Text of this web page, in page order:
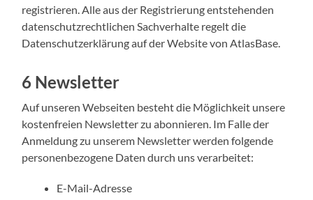
registrieren. Alle aus der Registrierung entstehenden
datenschutzrechtlichen Sachverhalte regelt die
Datenschutzerklärung auf der Website von AtlasBase.
6 Newsletter
Auf unseren Webseiten besteht die Möglichkeit unsere
kostenfreien Newsletter zu abonnieren. Im Falle der
Anmeldung zu unserem Newsletter werden folgende
personenbezogene Daten durch uns verarbeitet:
E-Mail-Adresse